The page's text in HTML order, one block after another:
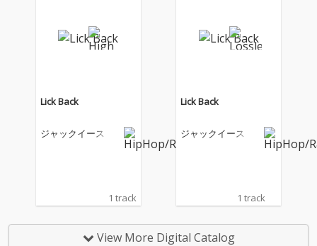
Lick Back
ジャックイース
1 track
Lick Back
ジャックイース
1 track
View More Digital Catalog